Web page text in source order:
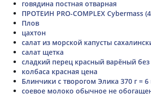
говядина постная отварная
ПРОТЕИН PRO-COMPLEX Cybermass
Плов
цахтон
салат из морской капусты
салат щетка
сладкий перец красный варёный
колбаса красная цена
Блинчики с творогом Элика 370 г =
соевое молоко обычное не